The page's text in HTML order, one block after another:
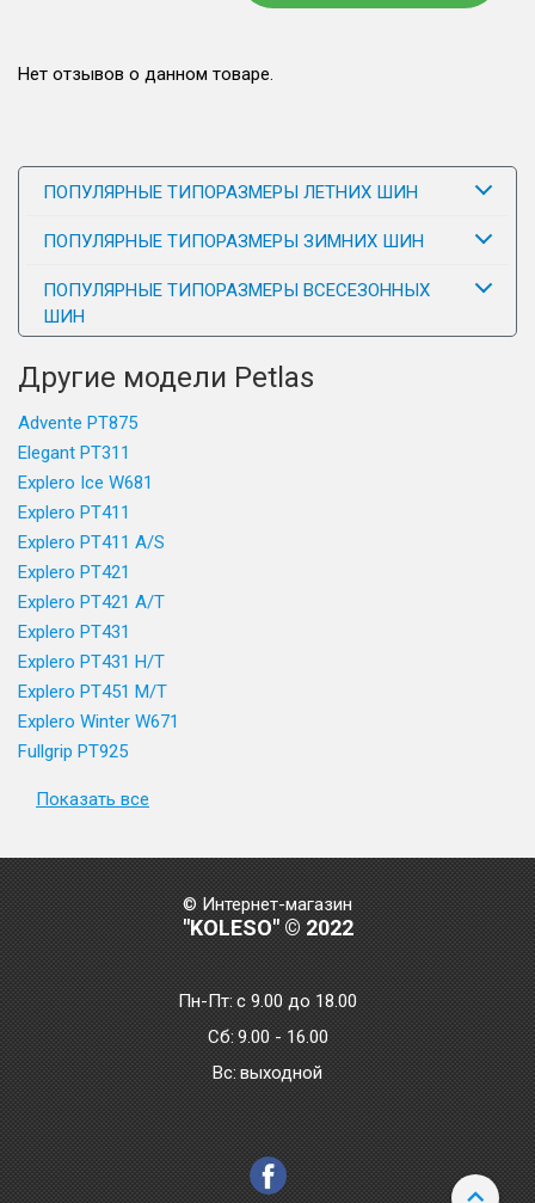
Нет отзывов о данном товаре.
ПОПУЛЯРНЫЕ ТИПОРАЗМЕРЫ ЛЕТНИХ ШИН
ПОПУЛЯРНЫЕ ТИПОРАЗМЕРЫ ЗИМНИХ ШИН
ПОПУЛЯРНЫЕ ТИПОРАЗМЕРЫ ВСЕСЕЗОННЫХ
ШИН
Другие модели Petlas
Advente PT875
Elegant PT311
Explero Ice W681
Explero PT411
Explero PT411 A/S
Explero PT421
Explero PT421 A/T
Explero PT431
Explero PT431 H/T
Explero PT451 M/T
Explero Winter W671
Fullgrip PT925
Показать все
© Интернет-магазин
"KOLESO" © 2022
Пн-Пт:с 9.00 до 18.00
Сб: 9.00 - 16.00
Bc: выходной